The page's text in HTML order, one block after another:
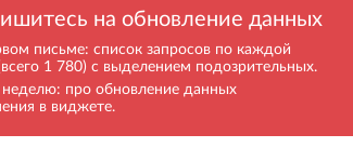
на обновление данных
письме: список запросов по каждой
1 780) с выделением подозрительных.
неделю: про обновление данных
в виджете.